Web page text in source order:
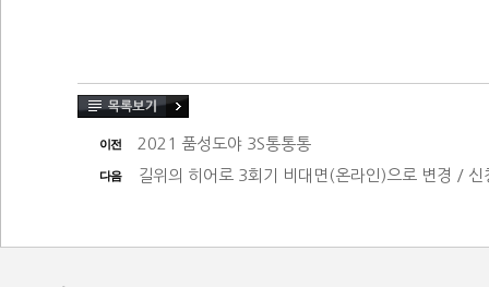
이전 2021 품성도야 3S통통통
다음 길위의 히어로 3회기 비대면(온라인)으로 변경 / 신